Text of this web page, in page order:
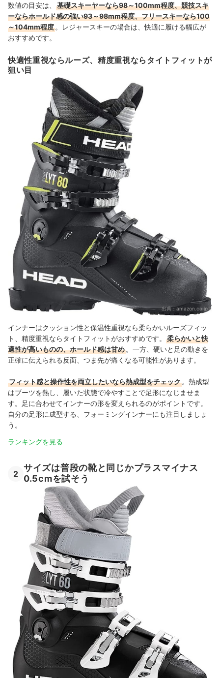
数値の目安は、
基礎スキーヤーなら98～100mm程度、競技スキ
ーならホールド感の強い93～98mm程度、フリースキーなら100
～104mm程度 。レジャースキーの場合は、快適に履ける幅広が
おすすめです。
快適性重視ならルーズ、精度重視ならタイトフィットが
狙い目
出典：amazon.co.jp
インナーはクッション性と保温性重視なら柔らかいルーズフィッ
ト、精度重視ならタイトフィットがおすすめです。
柔らかいと快
適性が高いものの、ホールド感は甘め 。一方、硬いと足の動きを
正確に伝えられる反面、つま先が痛くなる可能性があります。
フィット感と操作性を両立したいなら熱成型をチェック 。熱成型
はブーツを熱し、履いた状態で冷やすことで足形になじませま
す。足に合わせてインナーの形を変えられるのがポイントです。
自分の足形に成型する、フォーミングインナーにも注目しましょ
う。
ランキングを見る
2
サイズは普段の靴と同じかプラスマイナス
0.5cmを試そう